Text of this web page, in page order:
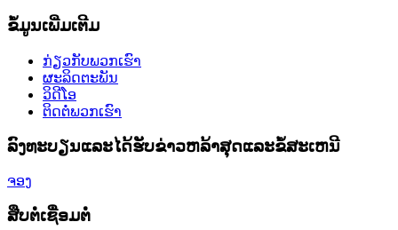
ຂໍ້ມູນເພີ່ມເຕີມ
ກ່ຽວກັບພວກເຮົາ
ຜະລິດຕະພັນ
ວິດີໂອ
ຕິດຕໍ່ພວກເຮົາ
ລົງ​ທະ​ບຽນ​ແລະ​ໄດ້​ຮັບ​ຂ່າວ​ຫລ້າ​ສຸດ​ແລະ​ຂໍ້​ສະ​ເຫນີ​
ຈອງ
ສືບຕໍ່ເຊື່ອມຕໍ່